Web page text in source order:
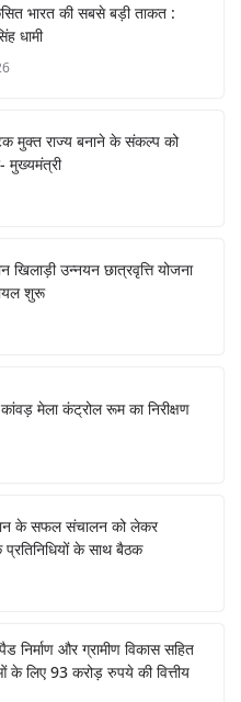
भारत की सबसे बड़ी ताकत :
धामी
मुक्त राज्य बनाने के संकल्प को
मुख्यमंत्री
खिलाड़ी उन्नयन छात्रवृत्ति योजना
शुरू
मेला कंट्रोल रूम का निरीक्षण
के सफल संचालन को लेकर
प्रतिनिधियों के साथ बैठक
निर्माण और ग्रामीण विकास सहित
लिए 93 करोड़ रुपये की वित्तीय